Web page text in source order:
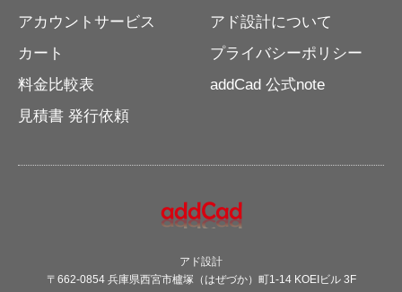
アカウントサービス
カート
料金比較表
見積書 発行依頼
アド設計について
プライバシーポリシー
addCad 公式note
アド設計
〒662-0854 兵庫県西宮市櫨塚（はぜづか）町1-14 KOEIビル 3F